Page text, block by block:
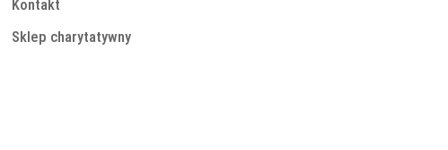
Kontakt
Sklep charytatywny